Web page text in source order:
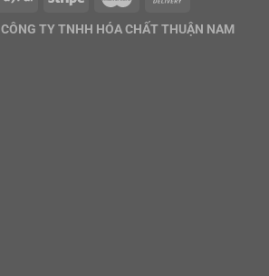
CÔNG TY TNHH HÓA CHẤT THUẬN NAM